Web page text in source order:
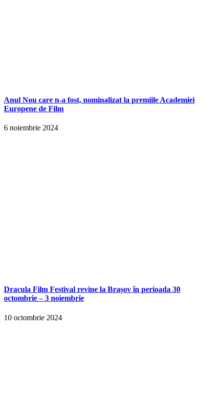
Anul Nou care n-a fost, nominalizat la premiile Academiei
Europene de Film
6 noiembrie 2024
Dracula Film Festival revine la Brașov în perioada 30
octombrie – 3 noiembrie
10 octombrie 2024